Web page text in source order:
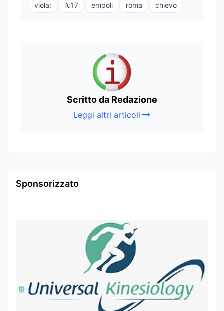
viola:
l’u17 empoli roma chievo
Scritto da Redazione
Leggi altri articoli
Sponsorizzato